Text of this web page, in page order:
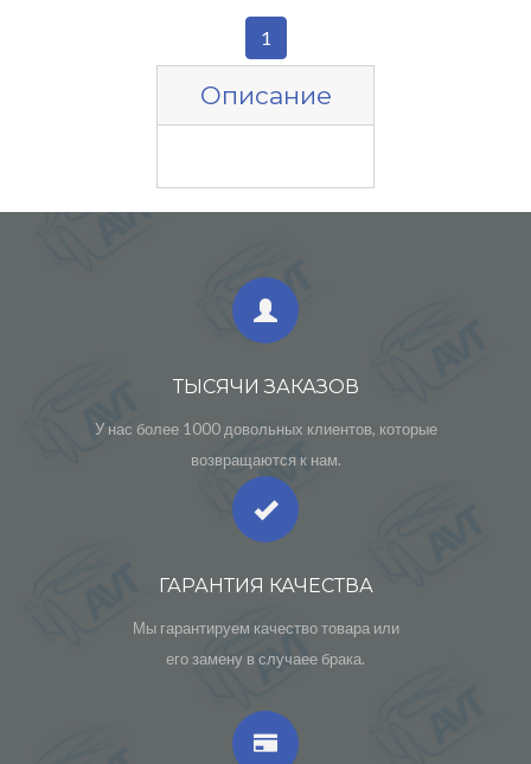
1
Описание
ТЫСЯЧИ ЗАКАЗОВ
У нас более 1000 довольных клиентов, которые
возвращаются к нам.
ГАРАНТИЯ КАЧЕСТВА
Мы гарантируем качество товара или
его замену в случаее брака.